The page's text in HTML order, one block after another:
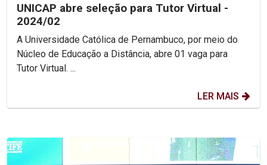
UNICAP abre seleção para Tutor Virtual -
2024/02
A Universidade Católica de Pernambuco, por meio do
Núcleo de Educação a Distância, abre 01 vaga para
Tutor Virtual. ...
LER MAIS